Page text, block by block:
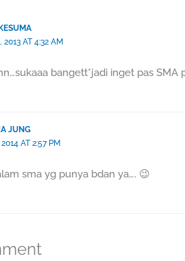
AT 4:32 AM
bangett*jadi inget pas
JUNG
2014 AT 2:57 PM
sma yg punya bdan ya…. 😉